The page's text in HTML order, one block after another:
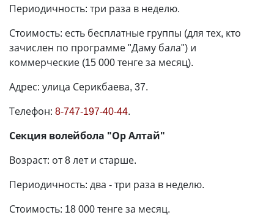
Периодичность: три раза в неделю.
Стоимость: есть бесплатные группы (для тех, кто
зачислен по программе "Даму бала") и
коммерческие (15 000 тенге за месяц).
Адрес: улица Серикбаева, 37.
Телефон: 8-747-197-40-44.
Секция волейбола "Ор Алтай"
Возраст: от 8 лет и старше.
Периодичность: два - три раза в неделю.
Стоимость: 18 000 тенге за месяц.